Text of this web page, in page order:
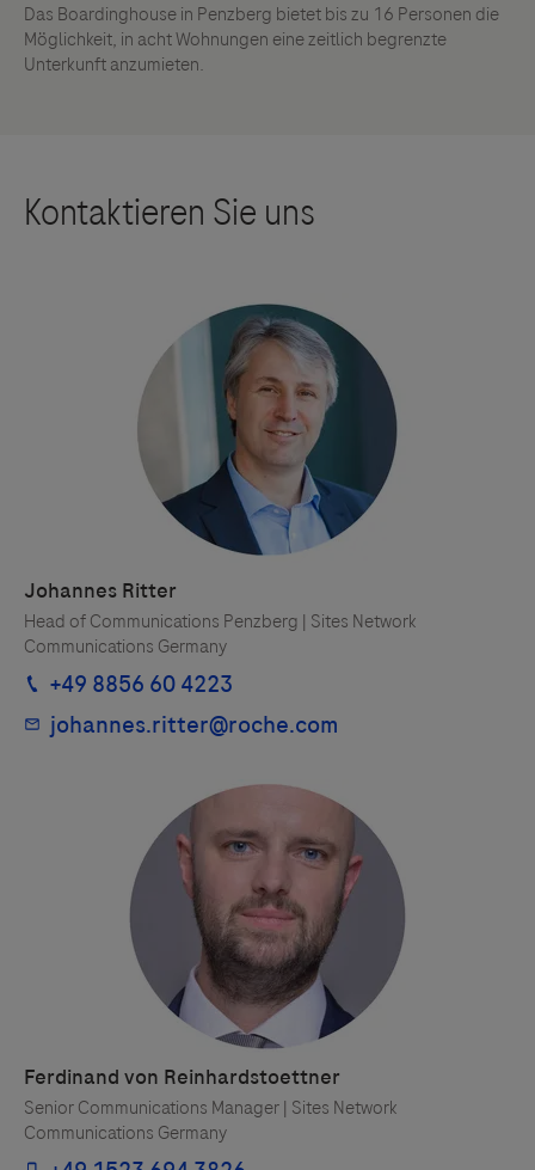
Das Boardinghouse in Penzberg bietet bis zu 16 Personen die
Möglichkeit, in acht Wohnungen eine zeitlich begrenzte
Unterkunft anzumieten.